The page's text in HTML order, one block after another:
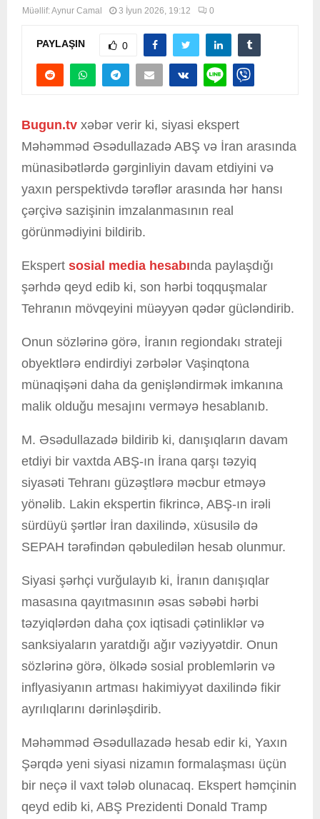
Müəllif:Aynur Camal 3 İyun 2026, 19:12 0
PAYLAŞIN 0
Bugun.tv xəbər verir ki, siyasi ekspert
Məhəmməd Əsədullazadə ABŞ və İran arasında
münasibətlərdə gərginliyin davam etdiyini və
yaxın perspektivdə tərəflər arasında hər hansı
çərçivə sazişinin imzalanmasının real
görünmədiyini bildirib.
Ekspert sosial media hesabında paylaşdığı
şərhdə qeyd edib ki, son hərbi toqquşmalar
Tehranın mövqeyini müəyyən qədər gücləndirib.
Onun sözlərinə görə, İranın regiondakı strateji
obyektlərə endirdiyi zərbələr Vaşinqtona
münaqişəni daha da genişləndirmək imkanına
malik olduğu mesajını verməyə hesablanıb.
M. Əsədullazadə bildirib ki, danışıqların davam
etdiyi bir vaxtda ABŞ-ın İrana qarşı təzyiq
siyasəti Tehranı güzəştlərə məcbur etməyə
yönəlib. Lakin ekspertin fikrincə, ABŞ-ın irəli
sürdüyü şərtlər İran daxilində, xüsusilə də
SEPAH tərəfindən qəbuledilən hesab olunmur.
Siyasi şərhçi vurğulayıb ki, İranın danışıqlar
masasına qayıtmasının əsas səbəbi hərbi
təzyiqlərdən daha çox iqtisadi çətinliklər və
sanksiyaların yaratdığı ağır vəziyyətdir. Onun
sözlərinə görə, ölkədə sosial problemlərin və
inflyasiyanın artması hakimiyyət daxilində fikir
ayrılıqlarını dərinləşdirib.
Məhəmməd Əsədullazadə hesab edir ki, Yaxın
Şərqdə yeni siyasi nizamın formalaşması üçün
bir neçə il vaxt tələb olunacaq. Ekspert həmçinin
qeyd edib ki, ABŞ Prezidenti Donald Tramp